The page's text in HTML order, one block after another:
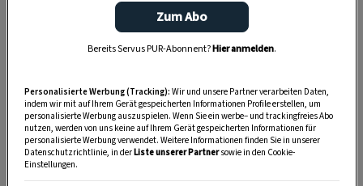
verschrieben und sich in enger Abstimmung mit
dem Bundesdenkmalamt vieles selbst
beigebracht, um die alte Bausubstanzen zu
so ein echtes Schmuckstück von großem
kulturellem Wert für die Region.
Zum Abo
Bereits Servus PUR-Abonnent?Hier anmelden.
Personalisierte Werbung (Tracking): Wir und unsere Partner verarbeiten Daten,
indem wir mit auf Ihrem Gerät gespeicherten Informationen Profile erstellen, um
personalisierte Werbung auszuspielen. Wenn Sie ein werbe– und trackingfreies Abo
nutzen, werden von uns keine auf Ihrem Gerät gespeicherten Informationen für
personalisierte Werbung verwendet. Weitere Informationen finden Sie in unserer
Datenschutzrichtlinie, in derListe unserer Partnersowie in den Cookie-
Einstellungen.